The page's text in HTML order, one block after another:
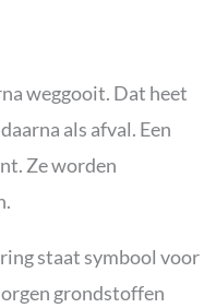
weggooit. Dat heet
als afval. Een
Ze worden
staat symbool voor
grondstoffen